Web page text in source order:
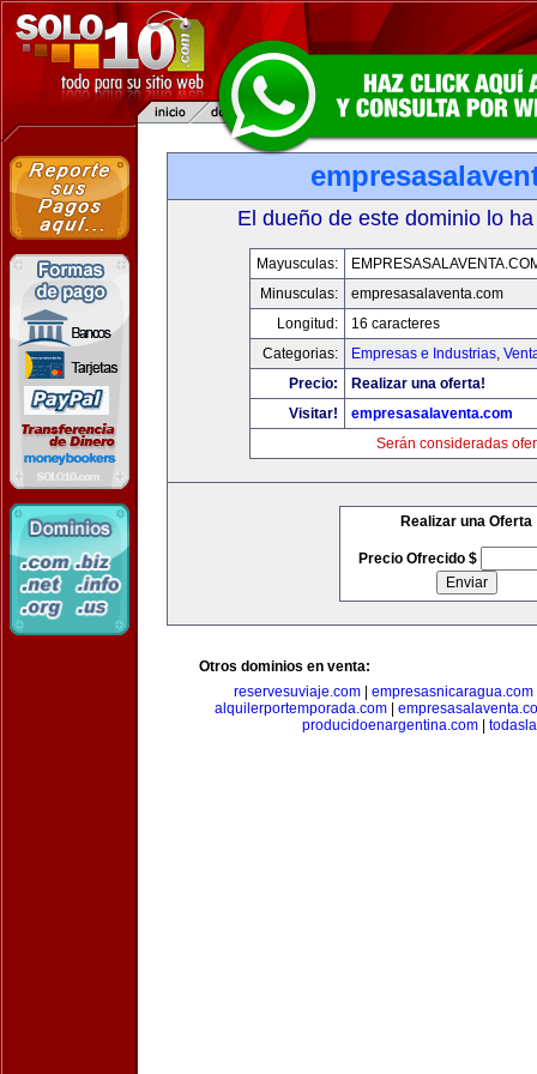
El dueño de este dominio lo
Mayusculas:
Minusculas:
empresasalaventa.com
Longitud:
16 caracteres
Categorias:
Empresas e Industrias,
Precio:
Realizar una oferta!
Visitar!
empresasalaventa.com
Serán consideradas
Realizar una Oferta
Precio Ofrecido $
Otros dominios en venta:
reservesuviaje.com| empresasnicaragua.com
alquilerportemporada.com
producidoenargentina.com